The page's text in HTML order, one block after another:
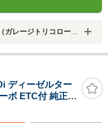
ージトリコロール）
ディーゼルター
ボ ETC付 純正ド
クカメラ 衝突
アダプティブク